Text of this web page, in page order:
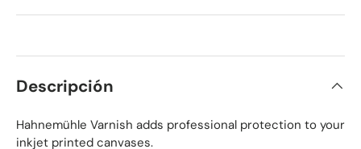
Descripción
Hahnemühle Varnish adds professional protection to your
inkjet printed canvases.